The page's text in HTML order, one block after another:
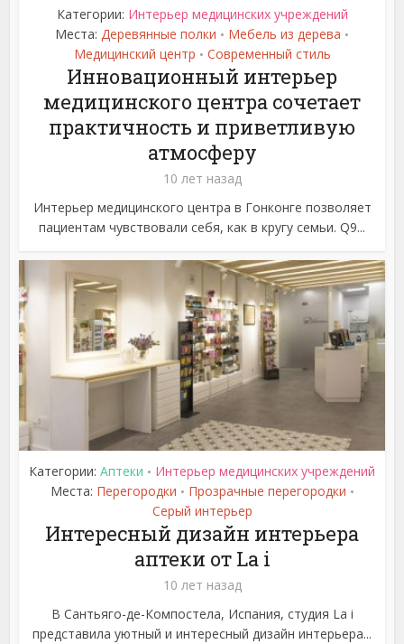
Категории: Интерьер медицинских учреждений
Места: Деревянные полки • Мебель из дерева •
Медицинский центр • Современный стиль
Инновационный интерьер
медицинского центра сочетает
практичность и приветливую
атмосферу
10 лет назад
Интерьер медицинского центра в Гонконге позволяет
пациентам чувствовали себя, как в кругу семьи. Q9...
Категории: Аптеки • Интерьер медицинских учреждений
Места: Перегородки • Прозрачные перегородки •
Серый интерьер
Интересный дизайн интерьера
аптеки от La i
10 лет назад
В Сантьяго-де-Компостела, Испания, студия La i
представила уютный и интересный дизайн интерьера...